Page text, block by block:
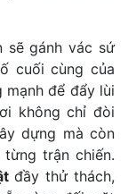
sẽ gánh vác sứ
cuối cùng của
mạnh để đẩy lùi
không chỉ đòi
dựng mà còn
trận chiến.
đầy thử thách,